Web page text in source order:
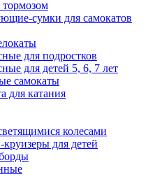
сумки для самокатов
для подростков
для детей 5, 6, 7 лет
самокаты
для катания
колесами
для детей